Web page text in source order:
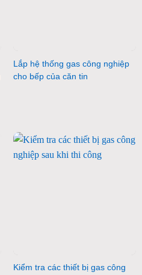
Lắp hệ thống gas công nghiệp
cho bếp của căn tin
Kiểm tra các thiết bị gas công